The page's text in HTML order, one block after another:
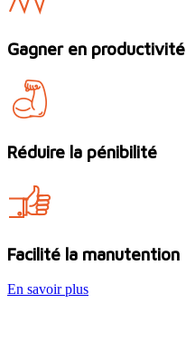
Gagner en productivité
Réduire la pénibilité
Facilité la manutention
En savoir plus